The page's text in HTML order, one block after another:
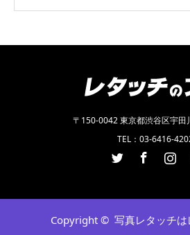
〒150-0042 東京都渋谷区宇田
TEL：03-6416-
InstagramRSS
Copyright © 写真レタッチ